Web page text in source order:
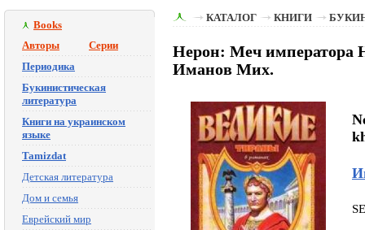
Books
Авторы
Серии
Периодика
Букинистическая
литература
Книги на украинском
языке
Tamizdat
Детская литература
Дом и семья
Еврейский мир
КАТАЛОГ КНИГИ
Нерон: Меч императора
Иманов Мих.